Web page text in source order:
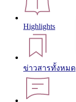
Highlights
ข่าวสารทั้งหมด